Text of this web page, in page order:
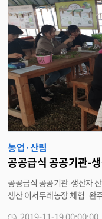
농업·산림
공공급식 공공기관-
공공급식 공공기관-생산자 산지체험으로 교류
생산 이서두레농장 체험 완주공공급식지원센터(센터장 박봉산)가 공공급식